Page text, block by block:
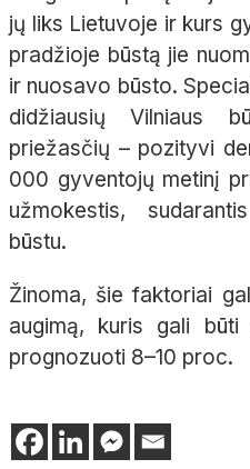
jų liks Lietuvoje ir kurs
pradžioje būstą jie
ir nuosavo būsto.
didžiausių Vilniaus
priežasčių – pozityvi
000 gyventojų metinį
užmokestis,
būstu.
Žinoma, šie faktoriai
augimą, kuris gali būti
prognozuoti 8–10 proc.